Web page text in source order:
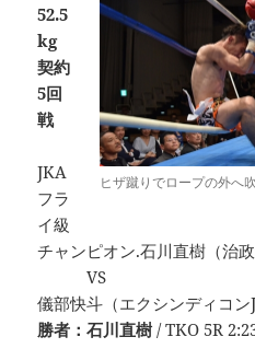
ヒザ蹴りでロープの外へ
52.5
kg
契約
5回
戦
JKA
フラ
イ級
チャンピオン.石川直樹（治政
VS
儀部快斗（エクシンディコン
勝者：石川直樹 / TKO 5R